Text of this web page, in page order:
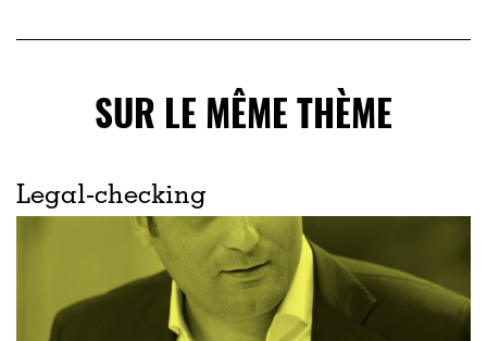
SUR LE MÊME THÈME
Legal-checking